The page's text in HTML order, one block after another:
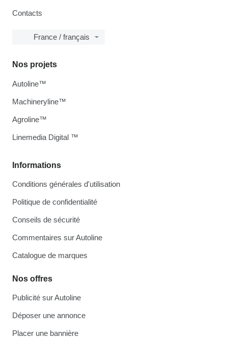
Contacts
France / français
Informations
Conditions générales d'utilisation
Politique de confidentialité
Conseils de sécurité
Commentaires sur Autoline
Catalogue de marques
Nos offres
Publicité sur Autoline
Déposer une annonce
Placer une bannière
Nos projets
Autoline™
Machineryline™
Agroline™
Linemedia Digital ™